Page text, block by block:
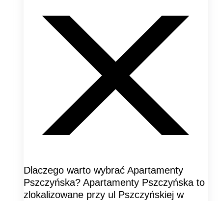
Dlaczego warto wybrać Apartamenty
Pszczyńska? Apartamenty Pszczyńska to
zlokalizowane przy ul Pszczyńskiej w